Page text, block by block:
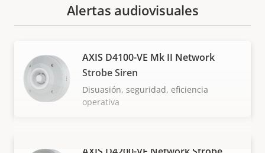
Alertas audiovisuales
AXIS D4100-VE Mk II Network
Strobe Siren
Disuasión, seguridad, eficiencia
operativa